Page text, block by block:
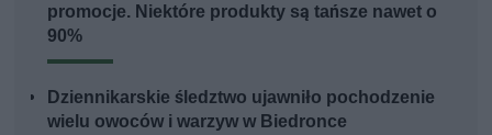
promocje. Niektóre produkty są tańsze nawet o
90%
Dziennikarskie śledztwo ujawniło pochodzenie
wielu owoców i warzyw w Biedronce